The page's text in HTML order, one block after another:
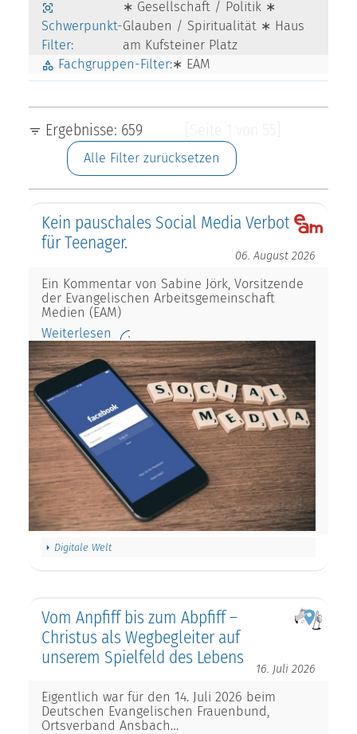
Schwerpunkt-
Filter:
∗ Gesellschaft / Politik ∗
Glauben / Spiritualität ∗ Haus
am Kufsteiner Platz
Fachgruppen-Filter:∗ EAM
Ergebnisse: 659
Alle Filter zurücksetzen
Kein pauschales Social Media Verbot
für Teenager.
06. August 2026
Ein Kommentar von Sabine Jörk, Vorsitzende
der Evangelischen Arbeitsgemeinschaft
Medien (EAM)
Weiterlesen
Digitale Welt
Vom Anpfiff bis zum Abpfiff –
Christus als Wegbegleiter auf
unserem Spielfeld des Lebens
16. Juli 2026
Eigentlich war für den 14. Juli 2026 beim
Deutschen Evangelischen Frauenbund,
Ortsverband Ansbach…